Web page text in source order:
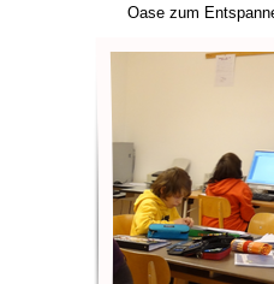
Oase zum